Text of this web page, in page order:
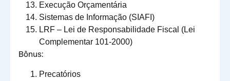
Execução Orçamentária
Sistemas de Informação (SIAFI)
LRF – Lei de Responsabilidade Fiscal (Lei
Complementar 101-2000)
Bônus:
Precatórios